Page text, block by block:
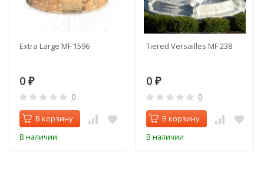
Extra Large MF 1596
0 ₽
0
В корзину
В наличии
Tiered Versailles MF 238
0 ₽
0
В корзину
В наличии